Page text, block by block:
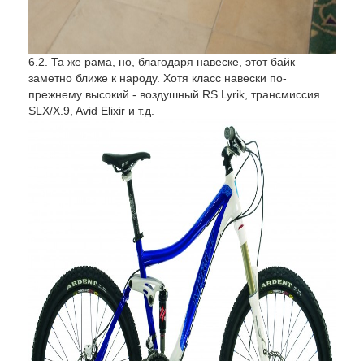
6.2. Та же рама, но, благодаря навеске, этот байк
заметно ближе к народу. Хотя класс навески по-
прежнему высокий - воздушный RS Lyrik, трансмиссия
SLX/X.9, Avid Elixir и т.д.